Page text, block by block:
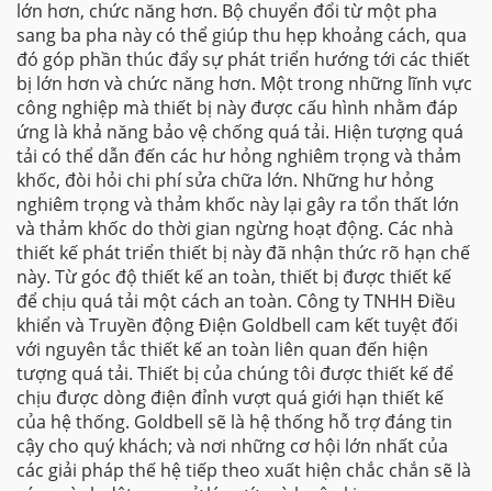
lớn hơn, chức năng hơn. Bộ chuyển đổi từ một pha
sang ba pha này có thể giúp thu hẹp khoảng cách, qua
đó góp phần thúc đẩy sự phát triển hướng tới các thiết
bị lớn hơn và chức năng hơn. Một trong những lĩnh vực
công nghiệp mà thiết bị này được cấu hình nhằm đáp
ứng là khả năng bảo vệ chống quá tải. Hiện tượng quá
tải có thể dẫn đến các hư hỏng nghiêm trọng và thảm
khốc, đòi hỏi chi phí sửa chữa lớn. Những hư hỏng
nghiêm trọng và thảm khốc này lại gây ra tổn thất lớn
và thảm khốc do thời gian ngừng hoạt động. Các nhà
thiết kế phát triển thiết bị này đã nhận thức rõ hạn chế
này. Từ góc độ thiết kế an toàn, thiết bị được thiết kế
để chịu quá tải một cách an toàn. Công ty TNHH Điều
khiển và Truyền động Điện Goldbell cam kết tuyệt đối
với nguyên tắc thiết kế an toàn liên quan đến hiện
tượng quá tải. Thiết bị của chúng tôi được thiết kế để
chịu được dòng điện đỉnh vượt quá giới hạn thiết kế
của hệ thống. Goldbell sẽ là hệ thống hỗ trợ đáng tin
cậy cho quý khách; và nơi những cơ hội lớn nhất của
các giải pháp thế hệ tiếp theo xuất hiện chắc chắn sẽ là